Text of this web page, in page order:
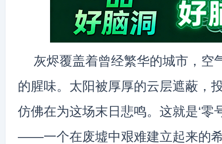
灰烬覆盖着曾经繁华的城市，空
的腥味。太阳被厚厚的云层遮蔽，
仿佛在为这场末日悲鸣。这就是‘零
——一个在废墟中艰难建立起来的